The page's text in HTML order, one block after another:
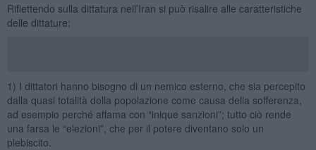
Riflettendo sulla dittatura nell’Iran si può risalire alle caratteristiche
delle dittature:
1) I dittatori hanno bisogno di un nemico esterno, che sia percepito
dalla quasi totalità della popolazione come causa della sofferenza,
ad esempio perché affama con “inique sanzioni”; tutto ciò rende
una farsa le “elezioni”, che per il potere diventano solo un
plebiscito.